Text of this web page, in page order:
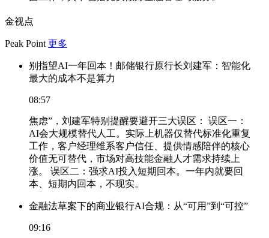
金视点
Peak Point 更多
别指望AI一年回本！邮储银行原行长刘建军：智能化
最大的成本不是算力
08:57
焦虑”，刘建军特别提醒要避开三大误区： 误区一：
AI会大规模替代人工。实际上机器仅替代标准化重复
工作，客户经理维系客户信任、提供情感陪伴的核心
价值无可替代，市场对高技能金融人才需求持续上
涨。 误区二：强求AI投入短期回本。一年内就要回
本、短期内回本，不现实。
金融法草案下的商业银行AI合规：从“可用”到“可控”
09:16